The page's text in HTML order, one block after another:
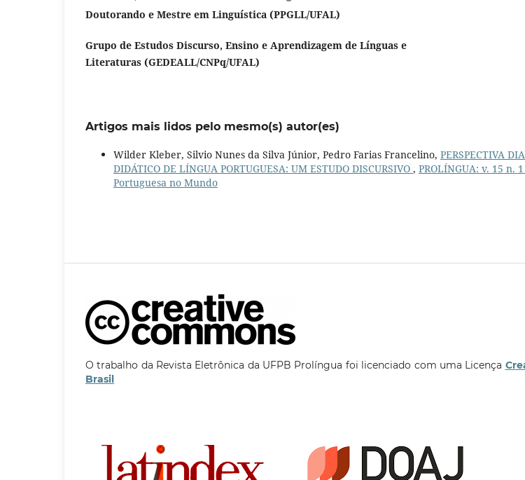
Doutorando e Mestre em Linguística (PPGLL/UFAL)
Grupo de Estudos Discurso, Ensino e Aprendizagem de Línguas e
Literaturas (GEDEALL/CNPq/UFAL)
Artigos mais lidos pelo mesmo(s) autor(es)
Wilder Kleber, Silvio Nunes da Silva Júnior, Pedro Farias Francelino, PERSPECTIVA
DIDÁTICO DE LÍNGUA PORTUGUESA: UM ESTUDO DISCURSIVO , PROLÍNGUA: v. 15 n.
Portuguesa no Mundo
O trabalho da Revista Eletrônica da UFPB Prolíngua foi licenciado com uma Licença
Brasil